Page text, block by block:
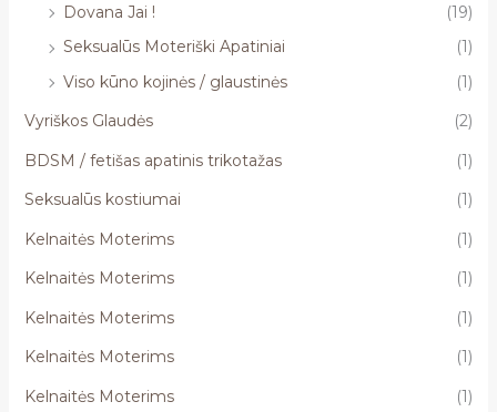
Dovana Jai !
(19)
Seksualūs Moteriški Apatiniai
(1)
Viso kūno kojinės / glaustinės
(1)
Vyriškos Glaudės
(2)
BDSM / fetišas apatinis trikotažas
(1)
Seksualūs kostiumai
(1)
Kelnaitės Moterims
(1)
Kelnaitės Moterims
(1)
Kelnaitės Moterims
(1)
Kelnaitės Moterims
(1)
Kelnaitės Moterims
(1)